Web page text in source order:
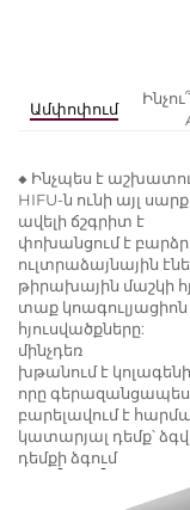
Ամփոփում
◆ Ինչպես է
HIFU-ն ունի այլ
ավելի ճշգրիտ է
փոխանցում է
ուլտրաձայնային
թիրախային մաշկի
տաք կոագուլյացիոն
հյուսվածքները:
մինչդեռ
խթանում է
որը գերազանցապես
բարելավում է
կատարյալ դեմք՝
դեմքի ձգում